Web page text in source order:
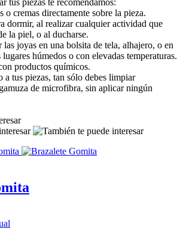
o cremas directamente sobre la pieza.
dormir, al realizar cualquier actividad que
la piel, o al ducharse.
las joyas en una bolsita de tela, alhajero, o en
húmedos o con elevadas temperaturas.
productos químicos.
tus piezas, tan sólo debes limpiar
de microfibra, sin aplicar ningún